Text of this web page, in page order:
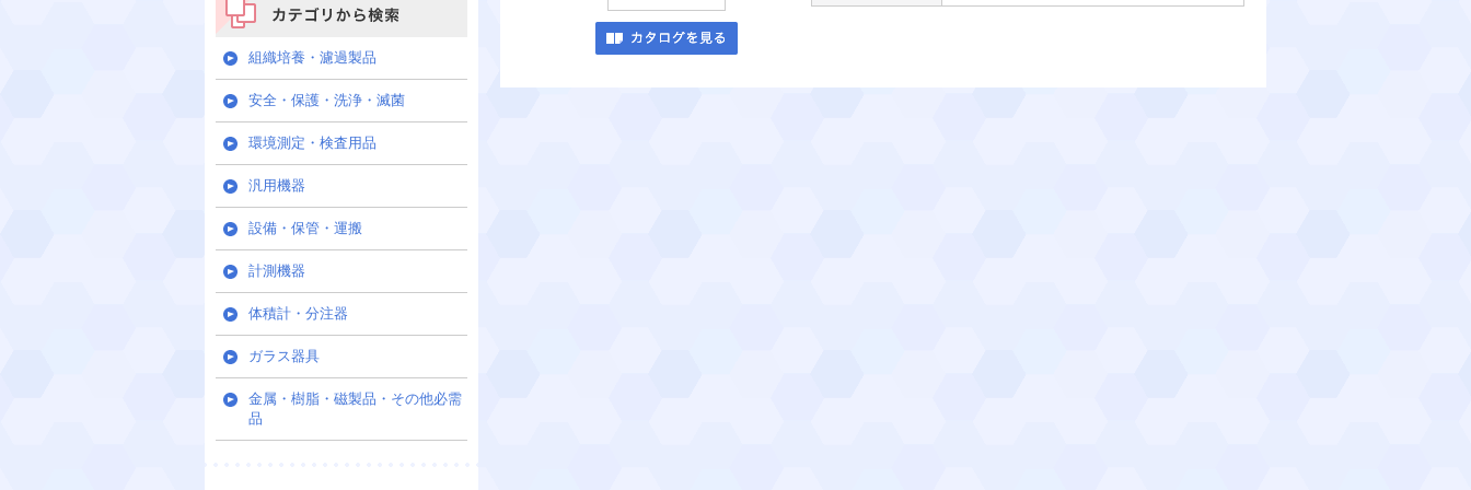
カテゴリから検索
組織培養・濾過製品
安全・保護・洗浄・滅菌
環境測定・検査用品
汎用機器
設備・保管・運搬
計測機器
体積計・分注器
ガラス器具
金属・樹脂・磁製品・その他必需
品